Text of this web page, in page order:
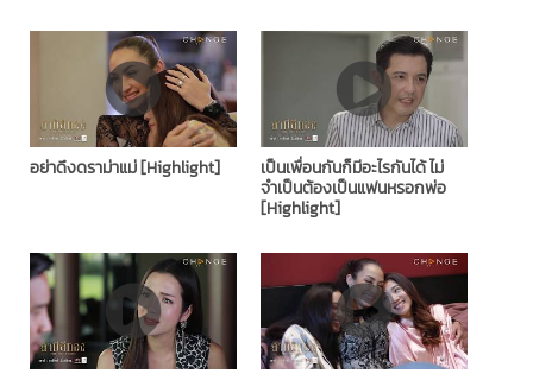
อย่าดึงดราม่าแม่ [Highlight] เป็นเพื่อนกันก็มีอะไรกันได้ ไม่
จำเป็นต้องเป็นแฟนหรอกพ่อ
[Highlight]